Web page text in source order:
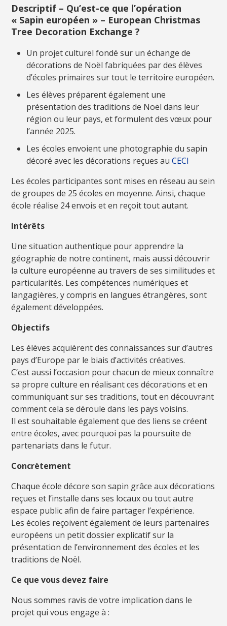
Descriptif – Qu’est-ce que l’opération
« Sapin européen » – European Christmas
Tree Decoration Exchange ?
Un projet culturel fondé sur un échange de
décorations de Noël fabriquées par des élèves
d’écoles primaires sur tout le territoire européen.
Les élèves préparent également une
présentation des traditions de Noël dans leur
région ou leur pays, et formulent des vœux pour
l’année 2025.
Les écoles envoient une photographie du sapin
décoré avec les décorations reçues auCECI
Les écoles participantes sont mises en réseau au sein
de groupes de 25 écoles en moyenne. Ainsi, chaque
école réalise 24 envois et en reçoit tout autant.
Intérêts
Une situation authentique pour apprendre la
géographie de notre continent, mais aussi découvrir
la culture européenne au travers de ses similitudes et
particularités. Les compétences numériques et
langagières, y compris en langues étrangères, sont
également développées.
Objectifs
Les élèves acquièrent des connaissances sur d’autres
pays d’Europe par le biais d’activités créatives.
C’est aussi l’occasion pour chacun de mieux connaître
sa propre culture en réalisant ces décorations et en
communiquant sur ses traditions, tout en découvrant
comment cela se déroule dans les pays voisins.
Il est souhaitable également que des liens se créent
entre écoles, avec pourquoi pas la poursuite de
partenariats dans le futur.
Concrètement
Chaque école décore son sapin grâce aux décorations
reçues et l’installe dans ses locaux ou tout autre
espace public afin de faire partager l’expérience.
Les écoles reçoivent également de leurs partenaires
européens un petit dossier explicatif sur la
présentation de l’environnement des écoles et les
traditions de Noël.
Ce que vous devez faire
Nous sommes ravis de votre implication dans le
projet qui vous engage à :